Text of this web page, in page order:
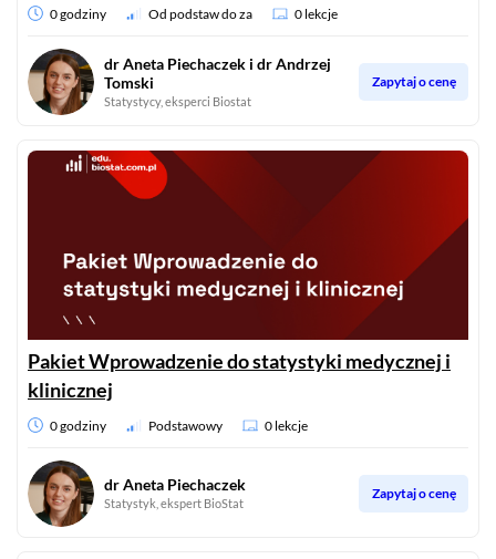
0 godziny Od podstaw do za 0 lekcje
dr Aneta Piechaczek i dr Andrzej
Tomski
Statystycy, eksperci Biostat
Zapytaj o cenę
Pakiet Wprowadzenie do statystyki medycznej i
klinicznej
0 godziny Podstawowy 0 lekcje
dr Aneta Piechaczek
Statystyk, ekspert BioStat
Zapytaj o cenę